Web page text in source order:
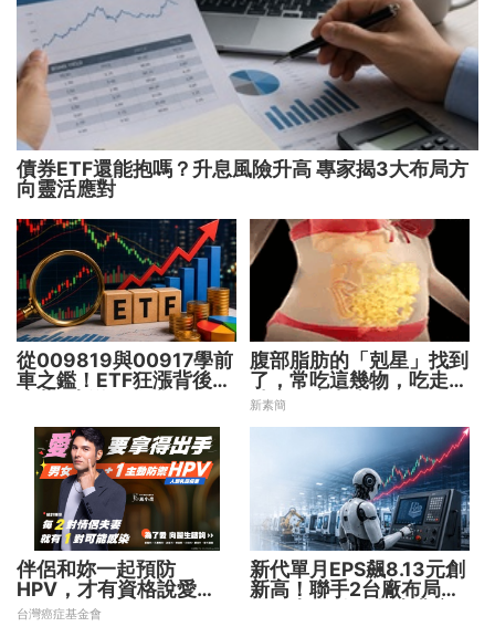
債券ETF還能抱嗎？升息風險升高 專家揭3大布局方
向靈活應對
從009819與00917學前
車之鑑！ETF狂漲背後
腹部脂肪的「剋星」找到
了，常吃這幾物，吃走大
肚囊，瘦出小蠻腰
新素簡
伴侶和妳一起預防
HPV，才有資格說愛
妳！
台灣癌症基金會
新代單月EPS飆8.13元創
新高！聯手2台廠布局機